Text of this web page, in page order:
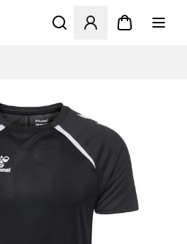
Åbner en Modal til at